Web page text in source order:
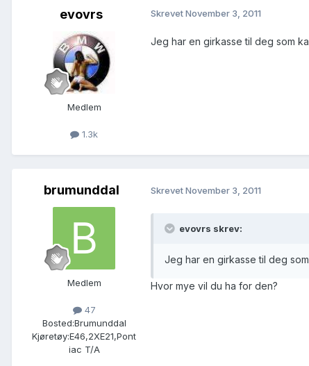
evovrs
Medlem
1.3k
SkrevetNovember 3, 2011
Jeg har en girkasse til deg som
brumunddal
Medlem
47
Bosted:Brumunddal
Kjøretøy:E46,2XE21,Pont
iac T/A
SkrevetNovember 3, 2011
evovrs skrev:
Jeg har en girkasse til deg
Hvor mye vil du ha for den?